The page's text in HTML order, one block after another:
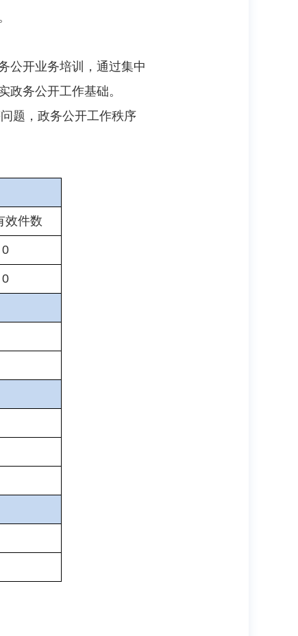
公开业务培训，通过集中
务公开工作基础。
题，政务公开工作秩序
效件数
0
0